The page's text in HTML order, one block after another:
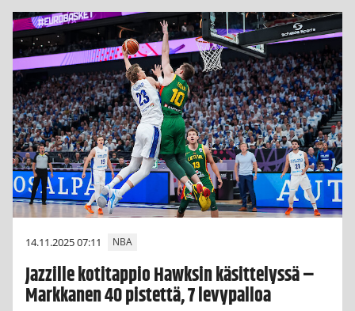
14.11.2025 07:11 NBA
Jazzille kotitappio Hawksin käsittelyssä –
Markkanen 40 pistettä, 7 levypalloa